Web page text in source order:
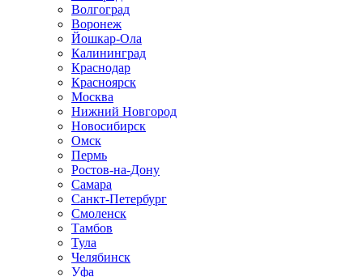
Волгоград
Воронеж
Йошкар-Ола
Калининград
Краснодар
Красноярск
Москва
Нижний Новгород
Новосибирск
Омск
Пермь
Ростов-на-Дону
Самара
Санкт-Петербург
Смоленск
Тамбов
Тула
Челябинск
Уфа